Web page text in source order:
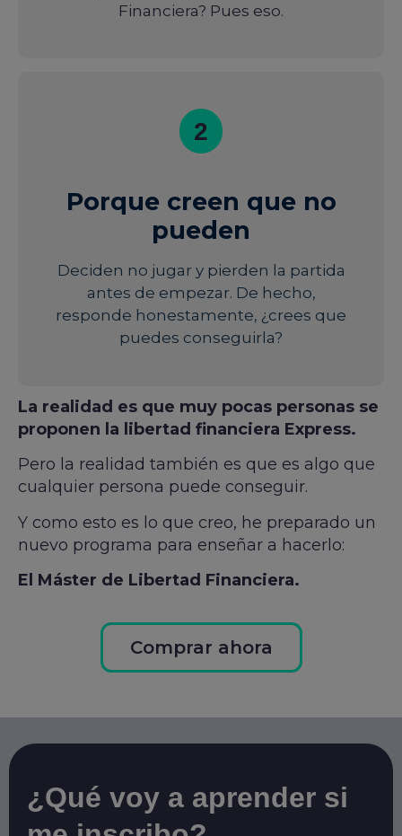
Financiera? Pues eso.
2
Porque creen que no
pueden
Deciden no jugar y pierden la partida
antes de empezar. De hecho,
responde honestamente, ¿crees que
puedes conseguirla?
La realidad es que muy pocas personas se
proponen la libertad financiera Express.
Pero la realidad también es que es algo que
cualquier persona puede conseguir.
Y como esto es lo que creo, he preparado un
nuevo programa para enseñar a hacerlo:
El Máster de Libertad Financiera.
Comprar ahora
¿Qué voy a aprender si